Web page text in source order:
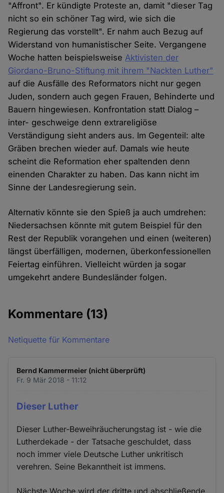
"Affront". Er kündigte Proteste an, damit "dieser Tag
nicht so ein schöner Tag wird, wie sich die
Regierung das vorstellt". Er nahm auch Bezug auf
Widerstand von humanistischer Seite. Vergangene
Woche hatten beispielsweiseAktivisten der
Giordano-Bruno-Stiftung mit ihrem "Nackten Luther"
auf die Ausfälle des Reformators nicht nur gegen
Juden, sondern auch gegen Frauen, Behinderte und
Bauern hingewiesen. Konfrontation statt Dialog –
inter- geschweige denn extrareligiöse
Verständigung sieht anders aus. Im Gegenteil: alte
Gräben brechen wieder auf. Damals wie heute
scheint die Reformation eher spaltenden denn
einenden Charakter zu haben. Das kann nicht im
Sinne der Landesregierung sein.
Alternativ könnte sie den Spieß ja auch umdrehen:
Niedersachsen könnte mit gutem Beispiel für den
Rest der Republik vorangehen und einen (weiteren)
längst überfälligen, modernen, überkonfessionellen
Feiertag einführen. Vielleicht würden ja sogar
umgekehrt andere Bundesländer folgen.
Kommentare (13)
Netiquette für Kommentare
Bernd Kammermeier (nicht überprüft)
Fr. 9 Mär 2018 - 11:12
Dieser Luther
Dieser Luther-Beweihräucherungstag ist - wie die
Lutherdekade - der Tatsache geschuldet, dass
noch immer viele Deutsche Luther unkritisch
verehren. Seine Bekanntheit ist immens.
Nächste Woche wird der dritte und abschließende